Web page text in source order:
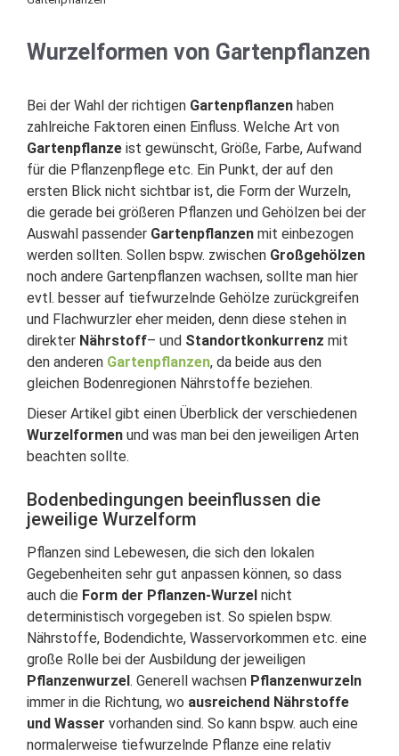
Wurzelformen von Gartenpflanzen
Bei der Wahl der richtigen Gartenpflanzen haben
zahlreiche Faktoren einen Einfluss. Welche Art von
Gartenpflanze ist gewünscht, Größe, Farbe, Aufwand
für die Pflanzenpflege etc. Ein Punkt, der auf den
ersten Blick nicht sichtbar ist, die Form der Wurzeln,
die gerade bei größeren Pflanzen und Gehölzen bei der
Auswahl passender Gartenpflanzen mit einbezogen
werden sollten. Sollen bspw. zwischen Großgehölzen
noch andere Gartenpflanzen wachsen, sollte man hier
evtl. besser auf tiefwurzelnde Gehölze zurückgreifen
und Flachwurzler eher meiden, denn diese stehen in
direkter Nährstoff– und Standortkonkurrenz mit
den anderen Gartenpflanzen, da beide aus den
gleichen Bodenregionen Nährstoffe beziehen.
Dieser Artikel gibt einen Überblick der verschiedenen
Wurzelformen und was man bei den jeweiligen Arten
beachten sollte.
Bodenbedingungen beeinflussen die
jeweilige Wurzelform
Pflanzen sind Lebewesen, die sich den lokalen
Gegebenheiten sehr gut anpassen können, so dass
auch die Form der Pflanzen-Wurzel nicht
deterministisch vorgegeben ist. So spielen bspw.
Nährstoffe, Bodendichte, Wasservorkommen etc. eine
große Rolle bei der Ausbildung der jeweiligen
Pflanzenwurzel. Generell wachsen Pflanzenwurzeln
immer in die Richtung, wo ausreichend Nährstoffe
und Wasser vorhanden sind. So kann bspw. auch eine
normalerweise tiefwurzelnde Pflanze eine relativ